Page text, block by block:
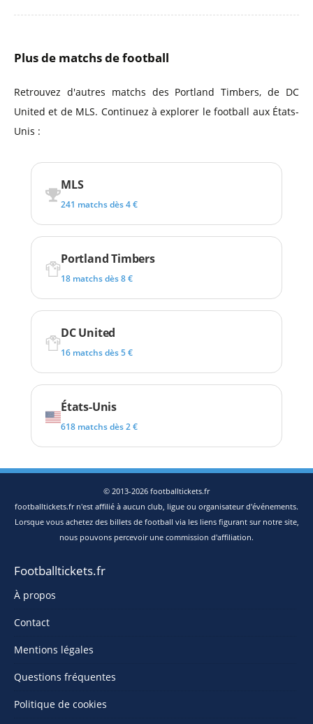
Plus de matchs de football
Retrouvez d'autres matchs des Portland Timbers, de DC
United et de MLS. Continuez à explorer le football aux États-
Unis :
MLS
241 matchs dès 4 €
Portland Timbers
18 matchs dès 8 €
DC United
16 matchs dès 5 €
États-Unis
618 matchs dès 2 €
© 2013-2026 footballtickets.fr
footballtickets.fr n'est affilié à aucun club, ligue ou organisateur d'événements.
Lorsque vous achetez des billets de football via les liens figurant sur notre site,
nous pouvons percevoir une commission d'affiliation.
Footballtickets.fr
À propos
Contact
Mentions légales
Questions fréquentes
Politique de cookies